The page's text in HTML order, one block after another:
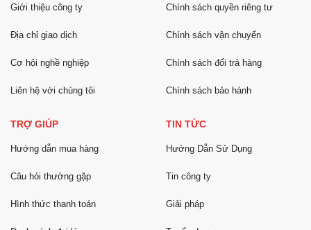
Giới thiệu công ty
Địa chỉ giao dịch
Cơ hội nghề nghiệp
Liên hệ với chúng tôi
Chính sách quyền riêng tư
Chính sách vận chuyển
Chính sách đổi trả hàng
Chính sách bảo hành
TRỢ GIÚP
Hướng dẫn mua hàng
Câu hỏi thường gặp
Hình thức thanh toán
TIN TỨC
Hướng Dẫn Sử Dụng
Tin công ty
Giải pháp